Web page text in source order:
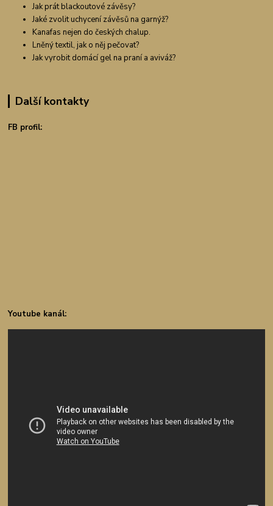
Jak prát blackoutové závěsy?
Jaké zvolit uchycení závěsů na garnýž?
Kanafas nejen do českých chalup.
Lněný textil, jak o něj pečovat?
Jak vyrobit domácí gel na praní a aviváž?
Další kontakty
FB profil:
Youtube kanál: